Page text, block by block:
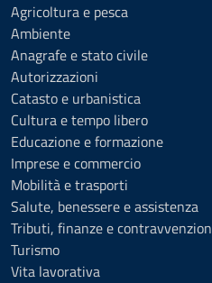
Agricoltura e pesca
Ambiente
Anagrafe e stato civile
Autorizzazioni
Catasto e urbanistica
Cultura e tempo libero
Educazione e formazione
Imprese e commercio
Mobilità e trasporti
Salute, benessere e assistenza
Tributi, finanze e
Turismo
Vita lavorativa